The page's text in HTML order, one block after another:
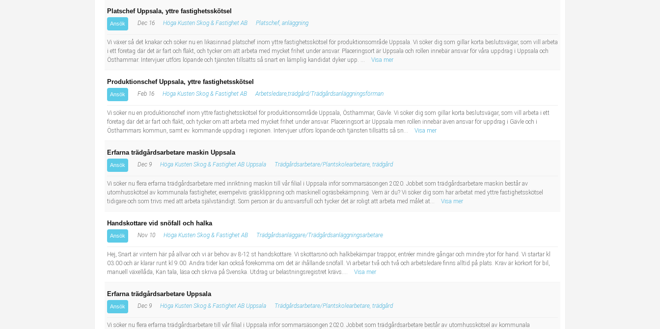
Platschef Uppsala, yttre fastighetsskötsel
Ansök Dec 16 Höga Kusten Skog & Fastighet AB Platschef, anläggning
Vi växer så det knakar och söker nu en likasinnad platschef inom yttre fastighetsskötsel för produktionsområde Uppsala. Vi söker dig som gillar korta beslutsvägar, som vill arbeta
i ett företag där det är fart och fläkt, och tycker om att arbeta med mycket frihet under ansvar. Placeringsort är Uppsala och rollen innebär ansvar för våra uppdrag i Uppsala och
Östhammar. Intervjuer utförs löpande och tjänsten tillsätts så snart en lämplig kandidat dyker upp. ...
Visa mer
Produktionschef Uppsala, yttre fastighetsskötsel
Ansök Feb 16 Höga Kusten Skog & Fastighet AB Arbetsledare,trädgård/Trädgårdsanläggningsförman
Vi söker nu en produktionschef inom yttre fastighetsskötsel för produktionsområde Uppsala, Östhammar, Gävle. Vi söker dig som gillar korta beslutsvägar, som vill arbeta i ett
företag där det är fart och fläkt, och tycker om att arbeta med mycket frihet under ansvar. Placeringsort är Uppsala men rollen innebär även ansvar för uppdrag i Gävle och i
Östhammars kommun, samt ev. kommande uppdrag i regionen. Intervjuer utförs löpande och tjänsten tillsätts så sn...
Visa mer
Erfarna trädgårdsarbetare maskin Uppsala
Ansök Dec 9 Höga Kusten Skog & Fastighet AB Uppsala Trädgårdsarbetare/Plantskolearbetare, trädgård
Vi söker nu flera erfarna trädgårdsarbetare med inriktning maskin till vår filial i Uppsala inför sommarsäsongen 2020. Jobbet som trädgårdsarbetare maskin består av
utomhusskötsel av kommunala fastigheter, exempelvis gräsklippning och maskinell ogräsbekämpning. Vem är du? Vi söker dig som har arbetat med yttre fastighetsskötsel
tidigare och som trivs med att arbeta självständigt. Som person är du ansvarsfull och tycker det är roligt att arbeta med målet at...
Visa mer
Handskottare vid snöfall och halka
Ansök Nov 10 Höga Kusten Skog & Fastighet AB Trädgårdsanläggare/Trädgårdsanläggningsarbetare
Hej, Snart är vintern här på allvar och vi är behov av 8-12 st handskottare. Vi skottarsnö och halkbekämpar trappor, entréer mindre gångar och mindre ytor för hand. Vi startar kl
03.00 och är klarar runt kl 9.00. Andra tider kan också förekomma om det är ihållande snöfall. Vi arbetar två och två och arbetsledare finns alltid på plats. Krav är körkort för bil,
manuell växellåda, Kan tala, läsa och skriva på Svenska. Utdrag ur belastningsregistret krävs....
Visa mer
Erfarna trädgårdsarbetare Uppsala
Ansök Dec 9 Höga Kusten Skog & Fastighet AB Uppsala Trädgårdsarbetare/Plantskolearbetare, trädgård
Vi söker nu flera erfarna trädgårdsarbetare till vår filial i Uppsala inför sommarsäsongen 2020. Jobbet som trädgårdsarbetare består av utomhusskötsel av kommunala